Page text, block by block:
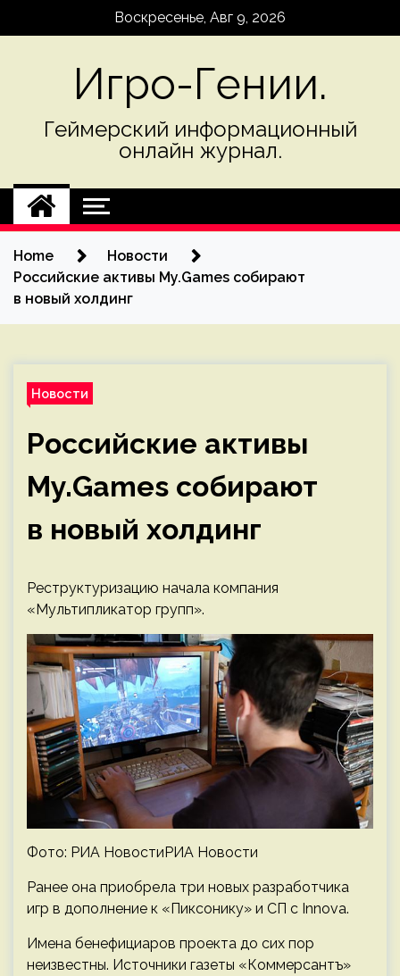
Воскресенье, Авг 9, 2026
Игро-Гении.
Геймерский информационный
онлайн журнал.
Home
Новости
Российские активы My.Games собирают
в новый холдинг
Новости
Российские активы
My.Games собирают
в новый холдинг
Реструктуризацию начала компания
«Мультипликатор групп».
Фото: РИА НовостиРИА Новости
Ранее она приобрела три новых разработчика
игр в дополнение к «Пиксонику» и СП с Innova.
Имена бенефициаров проекта до сих пор
неизвестны. Источники газеты «Коммерсантъ»